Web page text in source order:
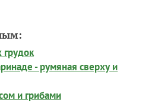
грудок
- румяная сверху и
и грибами